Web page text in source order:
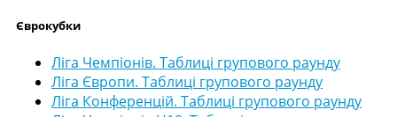
Єврокубки
Ліга Чемпіонів. Таблиці групового раунду
Ліга Європи. Таблиці групового раунду
Ліга Конференцій. Таблиці групового раунду